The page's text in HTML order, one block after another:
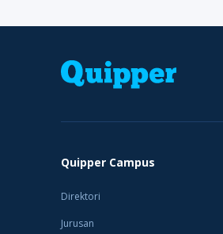
Quipper Campus
Direktori
Jurusan